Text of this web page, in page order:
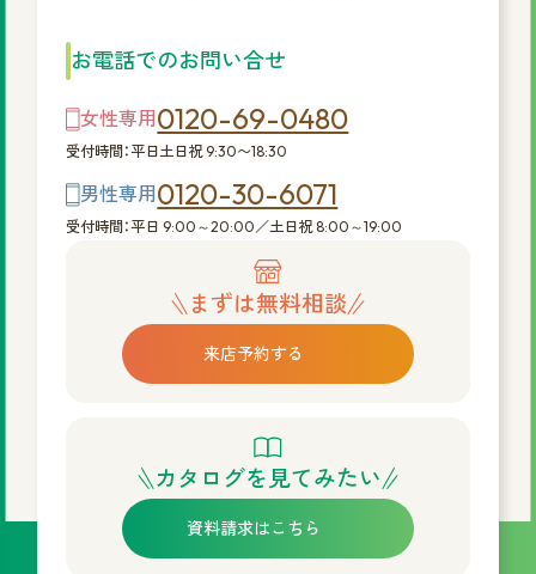
お電話でのお問い合せ
女性専用0120-69-0480
受付時間：平日土日祝 9:30〜18:30
男性専用0120-30-6071
受付時間：平日 9:00～20:00／土日祝 8:00～19:00
まずは無料相談
来店予約する
カタログを見てみたい
資料請求はこちら